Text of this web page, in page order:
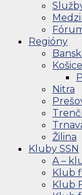
Regióny
Košice
Nitra
Žilina
Kluby SSN
A –
Klub
Klub